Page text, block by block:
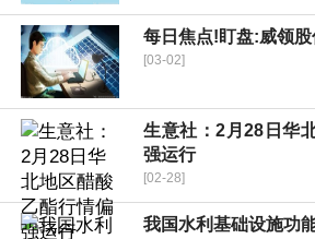
每日焦点!盯盘:威领
[03-02]
生意社：2月28日华
强运行
[02-28]
我国水利基础设施功